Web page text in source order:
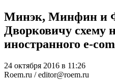
Минэк, Минфин и
Дворковичу схему
иностранного e-
24 октября 2016 в 11:26
Roem.ru / editor@roem.ru